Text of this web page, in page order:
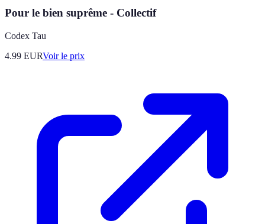
Pour le bien suprême - Collectif
Codex Tau
4.99 EURVoir le prix